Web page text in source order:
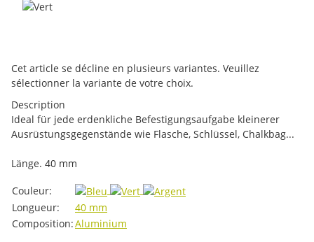
x
Cet article se décline en plusieurs variantes. Veuillez
sélectionner la variante de votre choix.
Description
Ideal für jede erdenkliche Befestigungsaufgabe kleinerer
Ausrüstungsgegenstände wie Flasche, Schlüssel, Chalkbag...
Länge. 40 mm
#productDetails.itemInformation#
#productDetails.itemValue#
Couleur:
Longueur:
40 mm
Composition:Aluminium